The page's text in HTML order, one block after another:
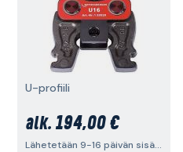
U-profiili
alk. 194,00 €
Lähetetään 9-16 päivän sisällä